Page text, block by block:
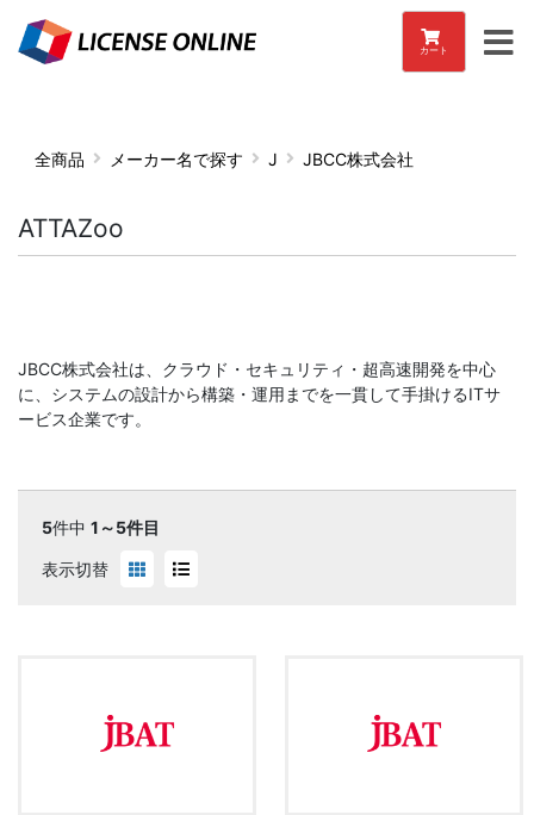
カート
全商品 メーカー名で探す J JBCC株式会社
ATTAZoo
JBCC株式会社は、クラウド・セキュリティ・超高速開発を中心
に、システムの設計から構築・運用までを一貫して手掛けるITサ
ービス企業です。
5件中 1～5件目
表示切替